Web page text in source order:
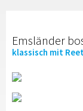
Emsländer
klassisch mit